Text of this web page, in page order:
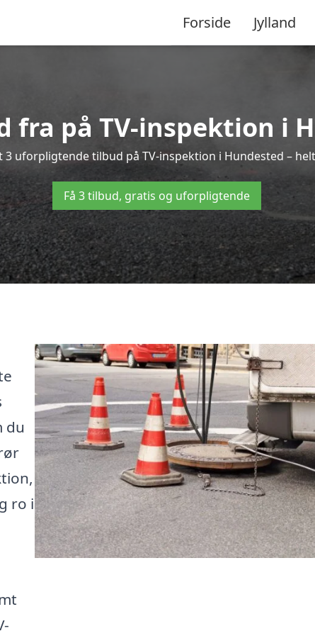
Forside Jylland
fra på TV-inspektion i
3 uforpligtende tilbud på TV-inspektion i Hundested –
Få 3 tilbud, gratis og uforpligtende
du
ro i